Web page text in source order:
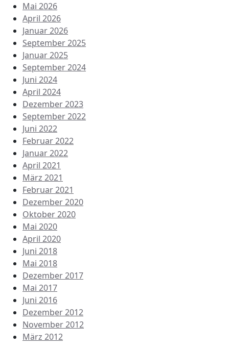
Mai 2026
April 2026
Januar 2026
September 2025
Januar 2025
September 2024
Juni 2024
April 2024
Dezember 2023
September 2022
Juni 2022
Februar 2022
Januar 2022
April 2021
März 2021
Februar 2021
Dezember 2020
Oktober 2020
Mai 2020
April 2020
Juni 2018
Mai 2018
Dezember 2017
Mai 2017
Juni 2016
Dezember 2012
November 2012
März 2012